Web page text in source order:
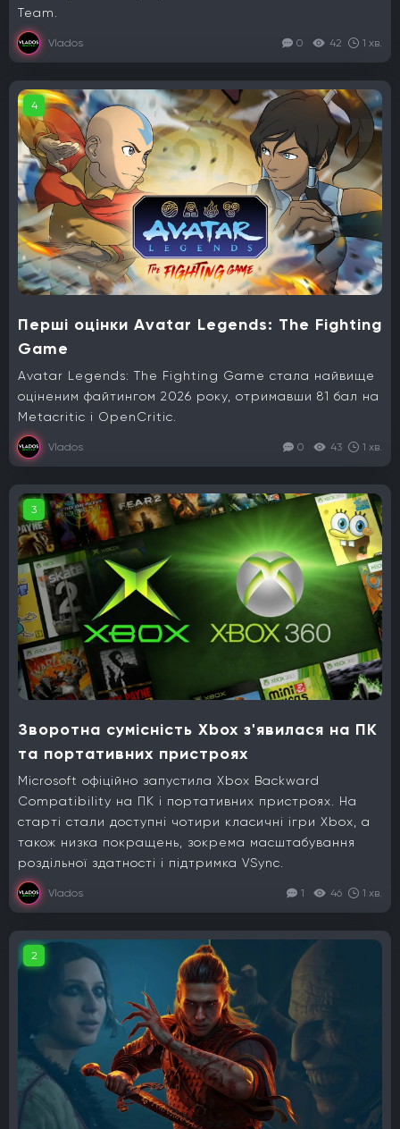
Team.
Vlados 0 42 1 хв.
4
Перші оцінки Avatar Legends: The Fighting
Game
Avatar Legends: The Fighting Game стала найвище
оціненим файтингом 2026 року, отримавши 81 бал на
Metacritic і OpenCritic.
Vlados 0 43 1 хв.
3
Зворотна сумісність Xbox з'явилася на ПК
та портативних пристроях
Microsoft офіційно запустила Xbox Backward
Compatibility на ПК і портативних пристроях. На
старті стали доступні чотири класичні ігри Xbox, а
також низка покращень, зокрема масштабування
роздільної здатності і підтримка VSync.
Vlados 1 46 1 хв.
2